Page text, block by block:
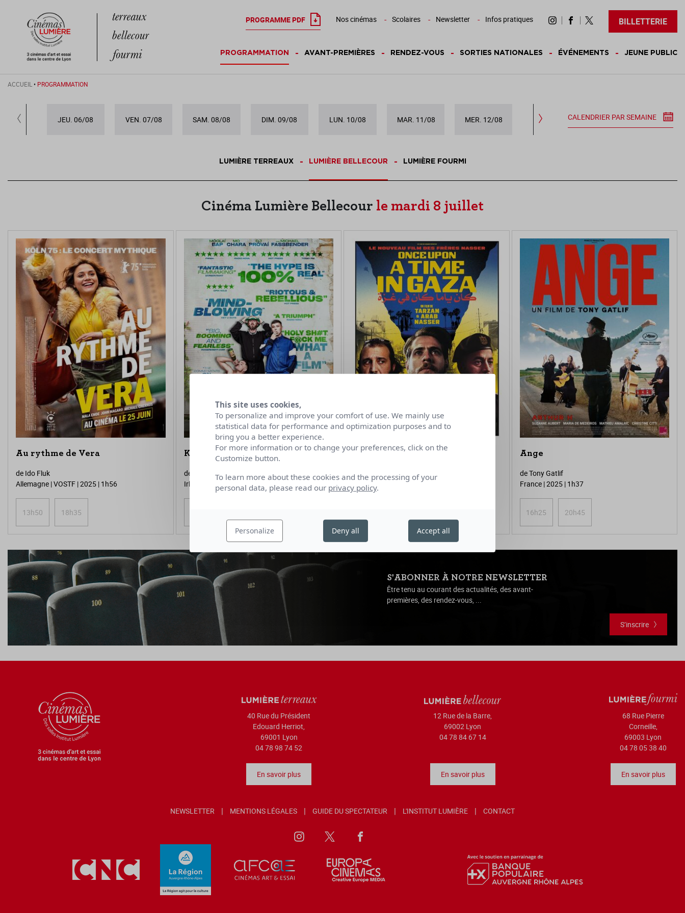
PROGRAMME PDF Nos cinémas Scolaires Newsletter Infos pratiques BILLETTERIE
PROGRAMMATION AVANT-PREMIÈRES RENDEZ-VOUS SORTIES NATIONALES ÉVÉNEMENTS JEUNE PUBLIC
ACCUEIL • PROGRAMMATION
JEU. 06/08 VEN. 07/08 SAM. 08/08 DIM. 09/08 LUN. 10/08 MAR. 11/08 MER. 12/08 JEU. 13/08 VEN. 14/08
CALENDRIER PAR SEMAINE
LUMIÈRE TERREAUX LUMIÈRE BELLECOUR LUMIÈRE FOURMI
Cinéma Lumière Bellecour le mardi 8 juillet
Au rythme de Vera
de Ido Fluk
Allemagne | VOSTF | 2025 | 1h56
13h50 18h35
Kneecap
de Rich Peppiatt
Irlande, Grande-Bretagne | VOSTF | 2025 | 1h45
Once Upon a Time In Gaza
de Tarzan Nasser, Arab Nasser
Palestine, France | VOSTF | 2025 | 1h27
Ange
de Tony Gatlif
France | 2025 | 1h37
16h25 20h45
S'ABONNER À NOTRE NEWSLETTER
Être tenu au courant des actualités, des avant-
premières, des rendez-vous, ...
S’inscrire
40 Rue du Président
Edouard Herriot,
69001 Lyon
04 78 98 74 52
En savoir plus
12 Rue de la Barre,
69002 Lyon
04 78 84 67 14
En savoir plus
68 Rue Pierre
Corneille,
69003 Lyon
04 78 05 38 40
En savoir plus
NEWSLETTER MENTIONS LÉGALES GUIDE DU SPECTATEUR L'INSTITUT LUMIÈRE CONTACT
This site uses cookies,
To personalize and improve your comfort of use. We mainly use
statistical data for performance and optimization purposes and to
bring you a better experience.
For more information or to change your preferences, click on the
Customize button.
To learn more about these cookies and the processing of your
personal data, please read our privacy policy.
Personalize Deny all Accept all